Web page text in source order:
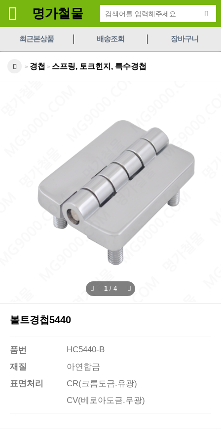
명가철물
최근본상품 배송조회 장바구니
> 경첩 > 스프링, 토크힌지, 특수경첩
1 / 4
볼트경첩5440
품번
HC5440-B
재질
아연합금
표면처리
CR(크롬도금.유광)
CV(베로아도금.무광)